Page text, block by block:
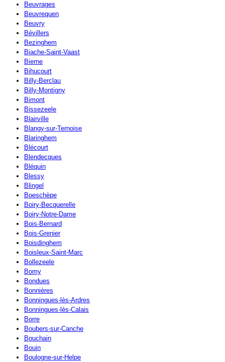
Beuvrages
Beuvrequen
Beuvry
Bévillers
Bezinghem
Biache-Saint-Vaast
Bierne
Bihucourt
Billy-Berclau
Billy-Montigny
Bimont
Bissezeele
Blairville
Blangy-sur-Ternoise
Blaringhem
Blécourt
Blendecques
Bléquin
Blessy
Blingel
Boeschèpe
Boiry-Becquerelle
Boiry-Notre-Dame
Bois-Bernard
Bois-Grenier
Boisdinghem
Boisleux-Saint-Marc
Bollezeele
Bomy
Bondues
Bonnières
Bonningues-lès-Ardres
Bonningues-lès-Calais
Borre
Boubers-sur-Canche
Bouchain
Bouin
Boulogne-sur-Helpe